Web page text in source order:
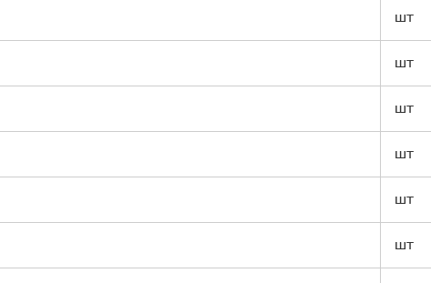
шт
шт
шт
шт
шт
шт